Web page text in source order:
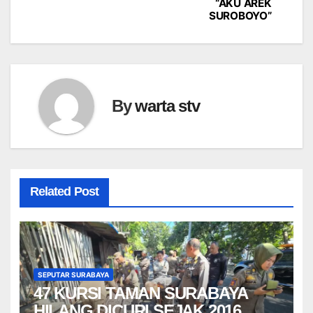
“AKU AREK
SUROBOYO”
Bywarta stv
Related Post
SEPUTAR SURABAYA
47 KURSI TAMAN SURABAYA